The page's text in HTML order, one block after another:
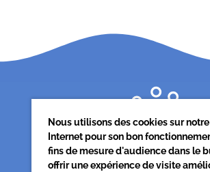
Nous utilisons des cookies sur
Internet pour son bon
fins de mesure d'audience dans le
offrir une expérience de visite